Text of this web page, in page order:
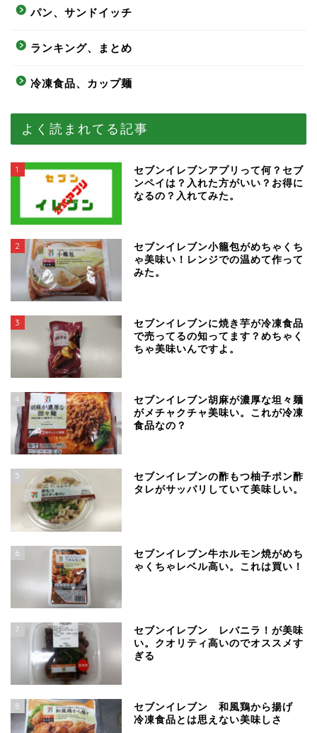
パン、サンドイッチ
ランキング、まとめ
冷凍食品、カップ麺
よく読まれてる記事
1
セブンイレブンアプリって何？セブ
ンペイは？入れた方がいい？お得に
なるの？入れてみた。
2
セブンイレブン小籠包がめちゃくち
ゃ美味い！レンジでの温めて作って
みた。
3
セブンイレブンに焼き芋が冷凍食品
で売ってるの知ってます？めちゃく
ちゃ美味いんですよ。
4
セブンイレブン胡麻が濃厚な坦々麺
がメチャクチャ美味い。これが冷凍
食品なの？
5
セブンイレブンの酢もつ柚子ポン酢
タレがサッパリしていて美味しい。
6
セブンイレブン牛ホルモン焼がめち
ゃくちゃレベル高い。これは買い！
7
セブンイレブン レバニラ！が美味
い。クオリティ高いのでオススメす
ぎる
8
セブンイレブン 和風鶏から揚げ
冷凍食品とは思えない美味しさ